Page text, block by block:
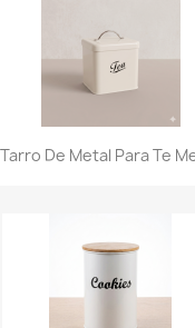
Tarro De Metal Para Te